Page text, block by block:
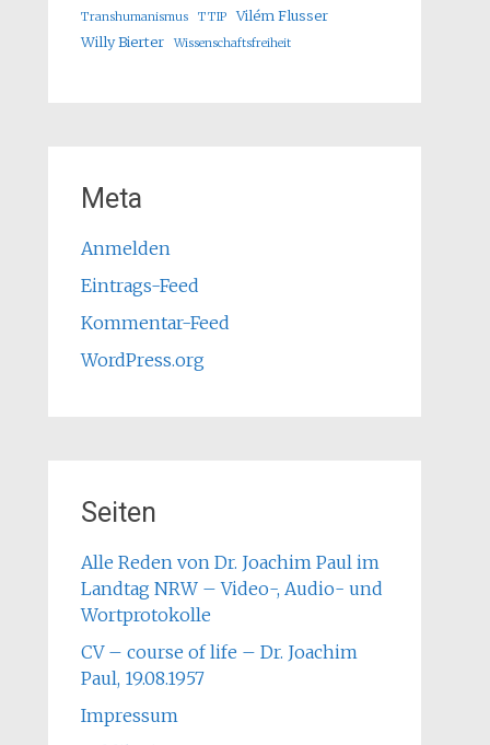
Transhumanismus
TTIP
Vilém Flusser
Willy Bierter
Wissenschaftsfreiheit
Meta
Anmelden
Eintrags-Feed
Kommentar-Feed
WordPress.org
Seiten
Alle Reden von Dr. Joachim Paul im
Landtag NRW – Video-, Audio- und
Wortprotokolle
CV – course of life – Dr. Joachim
Paul, 19.08.1957
Impressum